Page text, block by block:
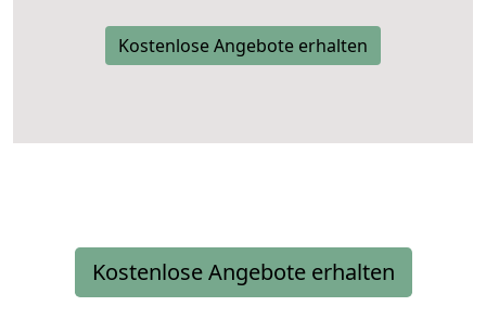
Kostenlose Angebote erhalten
Kostenlose Angebote erhalten